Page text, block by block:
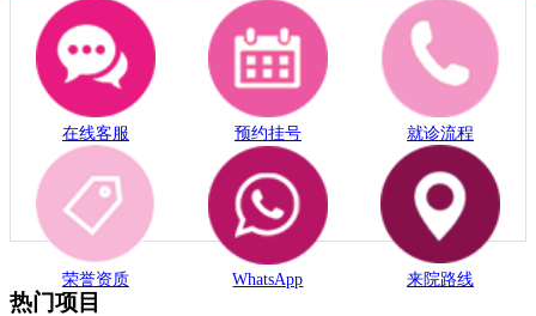
在线客服 预约挂号 就诊流程
荣誉资质 WhatsApp 来院路线
热门项目